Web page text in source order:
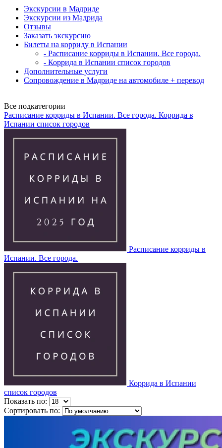
Экскурсии в Мадриде
Экскурсии из Мадрида
Отзывы
Заказать экскурсию
Билеты на корриду в Испании
- Расписание корриды в Испании. Все города.
- Коррида в Испании список городов
Дополнительные услуги
Сопровождение в Мадриде на автомобиле + перевод
Все подкатегории
Расписание корриды в Испании. Все города. Коррида в
Испании список городов
Расписание корриды в
Испании. Все города.
Коррида в Испании
список городов
Показать по:
Сортировать по: